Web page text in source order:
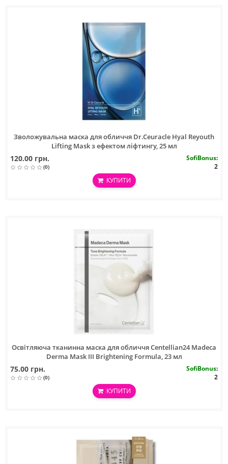
Зволожувальна маска для обличчя Dr.Ceuracle Hyal Reyouth
Lifting Mask з ефектом ліфтингу, 25 мл
120.00 грн.
(0)
SofiBonus:
2
КУПИТИ
Освітляюча тканинна маска для обличчя Centellian24 Madeca
Derma Mask III Brightening Formula, 23 мл
75.00 грн.
(0)
SofiBonus:
2
КУПИТИ